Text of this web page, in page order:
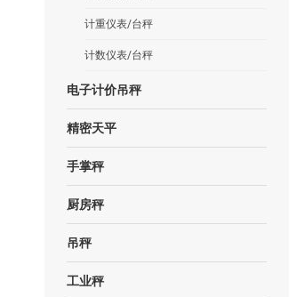
计重仪表/台秤
计数仪表/台秤
电子计价吊秤
精密天平
手掌秤
厨房秤
吊秤
工业秤